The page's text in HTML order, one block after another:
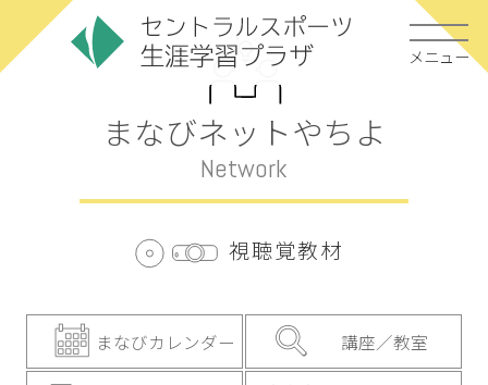
メニュー
まなびネットやちよ
Network
視聴覚教材
まなびカレンダー 講座／教室